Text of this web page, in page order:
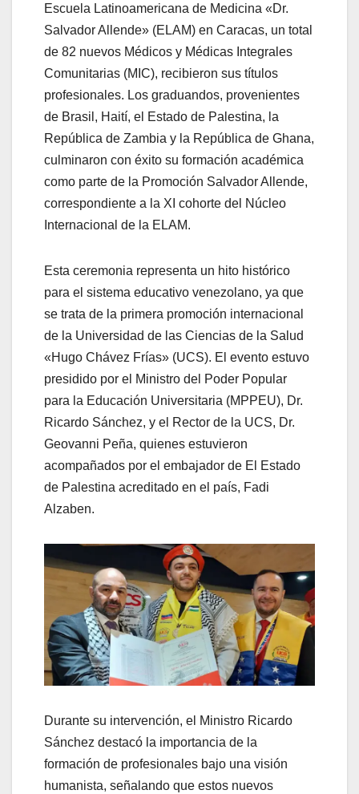
Escuela Latinoamericana de Medicina «Dr.
Salvador Allende» (ELAM) en Caracas, un total
de 82 nuevos Médicos y Médicas Integrales
Comunitarias (MIC), recibieron sus títulos
profesionales. Los graduandos, provenientes
de Brasil, Haití, el Estado de Palestina, la
República de Zambia y la República de Ghana,
culminaron con éxito su formación académica
como parte de la Promoción Salvador Allende,
correspondiente a la XI cohorte del Núcleo
Internacional de la ELAM.
Esta ceremonia representa un hito histórico
para el sistema educativo venezolano, ya que
se trata de la primera promoción internacional
de la Universidad de las Ciencias de la Salud
«Hugo Chávez Frías» (UCS). El evento estuvo
presidido por el Ministro del Poder Popular
para la Educación Universitaria (MPPEU), Dr.
Ricardo Sánchez, y el Rector de la UCS, Dr.
Geovanni Peña, quienes estuvieron
acompañados por el embajador de El Estado
de Palestina acreditado en el país, Fadi
Alzaben.
Durante su intervención, el Ministro Ricardo
Sánchez destacó la importancia de la
formación de profesionales bajo una visión
humanista, señalando que estos nuevos